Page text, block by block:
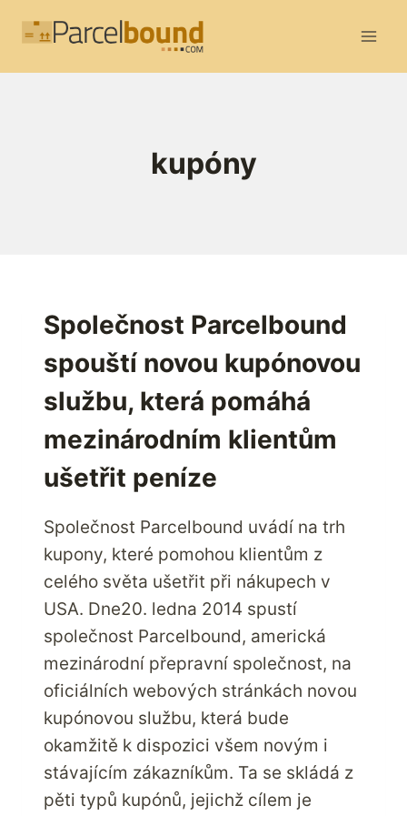
kupóny
Společnost Parcelbound
spouští novou kupónovou
službu, která pomáhá
mezinárodním klientům
ušetřit peníze
Společnost Parcelbound uvádí na trh
kupony, které pomohou klientům z
celého světa ušetřit při nákupech v
USA. Dne20. ledna 2014 spustí
společnost Parcelbound, americká
mezinárodní přepravní společnost, na
oficiálních webových stránkách novou
kupónovou službu, která bude
okamžitě k dispozici všem novým i
stávajícím zákazníkům. Ta se skládá z
pěti typů kupónů, jejichž cílem je